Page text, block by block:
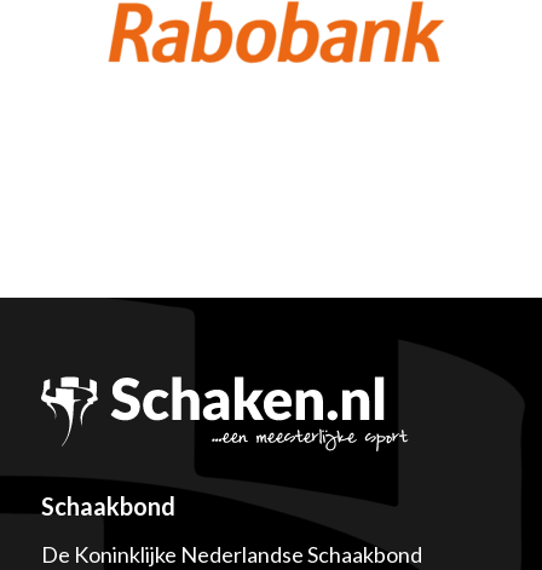
Schaakbond
De Koninklijke Nederlandse Schaakbond